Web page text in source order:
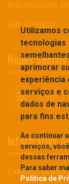
Redes Sociais
Informativo
Cadastre-se
Utilizamos
tecnologias
aprimorar
experiência
serviços e
dados de
para fins
Ao continuar
serviços,
dessas
Para saber
Política de